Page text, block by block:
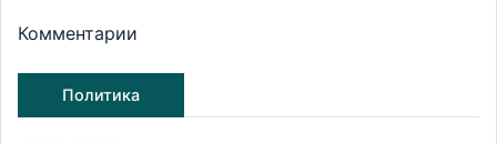
Комментарии
Политика